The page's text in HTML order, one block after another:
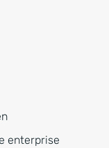
enterprise